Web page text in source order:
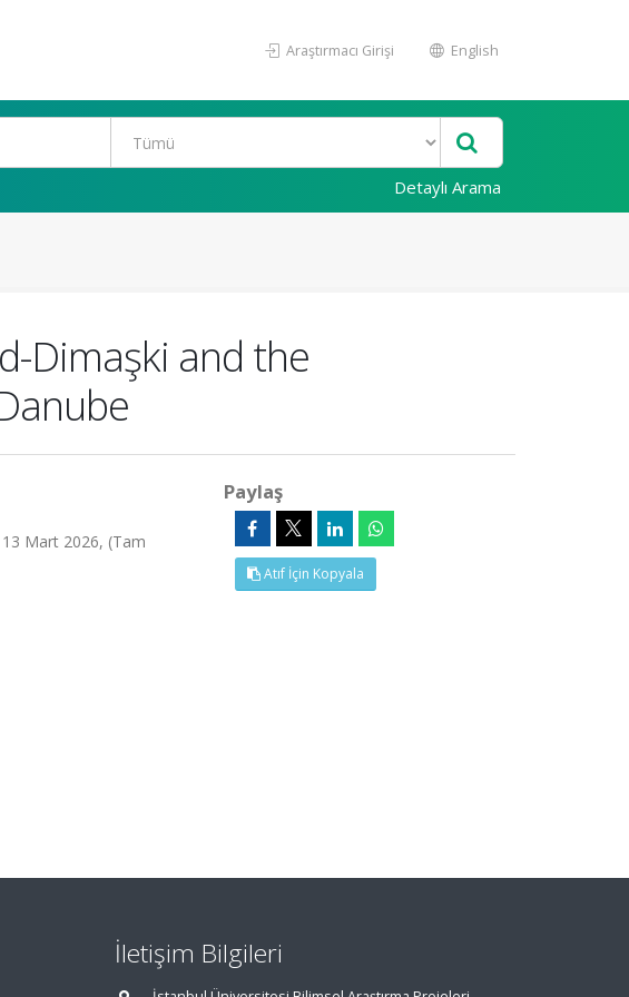
Araştırmacı Girişi English
Detaylı Arama
Dimaşki and the
Mart 2026, (Tam
Paylaş
Atıf İçin Kopyala
İletişim Bilgileri